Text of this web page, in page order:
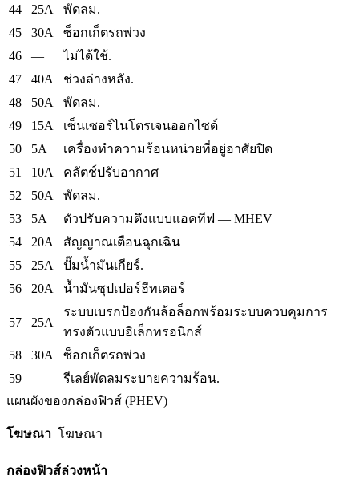
44
25A
พัดลม.
45
30A
ซ็อกเก็ตรถพ่วง
46
—
ไม่ได้ใช้.
47
40A
ช่วงล่างหลัง.
48
50A
พัดลม.
49
15A
เซ็นเซอร์ไนโตรเจนออกไซด์
50
5A
เครื่องทำความร้อนหน่วยที่อยู่อาศัยปิด
51
10A
คลัตช์ปรับอากาศ
52
50A
พัดลม.
53
5A
ตัวปรับความตึงแบบแอคทีฟ — MHEV
54
20A
สัญญาณเตือนฉุกเฉิน
55
25A
ปั๊มน้ำมันเกียร์.
56
20A น้ำมันซุปเปอร์ฮีทเตอร์
57 25A
ระบบเบรกป้องกันล้อล็อกพร้อมระบบควบคุมการ
ทรงตัวแบบอิเล็กทรอนิกส์
58
30A
ซ็อกเก็ตรถพ่วง
59
—
รีเลย์พัดลมระบายความร้อน.
แผนผังของกล่องฟิวส์ (PHEV)
โฆษณา โฆษณา
กล่องฟิวส์ล่วงหน้า